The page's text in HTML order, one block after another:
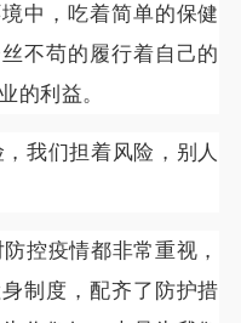
中，吃着简单的保健
不苟的履行着自己的
的利益。
我们担着风险，别人
控疫情都非常重视，
制度，配齐了防护措